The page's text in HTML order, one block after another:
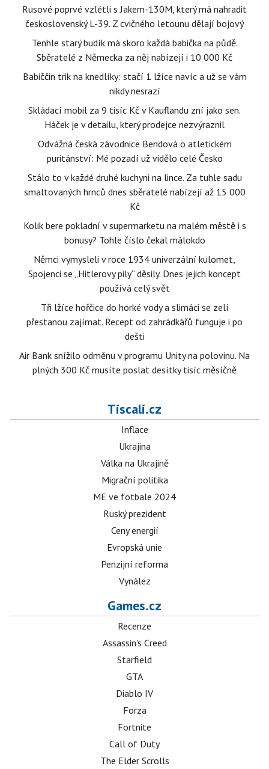
Rusové poprvé vzlétli s Jakem-130M, který má nahradit
československý L-39. Z cvičného letounu dělají bojový
Tenhle starý budík má skoro každá babička na půdě.
Sběratelé z Německa za něj nabízejí i 10 000 Kč
Babiččin trik na knedlíky: stačí 1 lžíce navíc a už se vám
nikdy nesrazí
Skládací mobil za 9 tisíc Kč v Kauflandu zní jako sen.
Háček je v detailu, který prodejce nezvýraznil
Odvážná česká závodnice Bendová o atletickém
puritánství: Mé pozadí už vidělo celé Česko
Stálo to v každé druhé kuchyni na lince. Za tuhle sadu
smaltovaných hrnců dnes sběratelé nabízejí až 15 000
Kč
Kolik bere pokladní v supermarketu na malém městě i s
bonusy? Tohle číslo čekal málokdo
Němci vymysleli v roce 1934 univerzální kulomet,
Spojenci se „Hitlerovy pily“ děsily. Dnes jejich koncept
používá celý svět
Tři lžíce hořčice do horké vody a slimáci se zelí
přestanou zajímat. Recept od zahrádkářů funguje i po
dešti
Air Bank snížilo odměnu v programu Unity na polovinu. Na
plných 300 Kč musíte poslat desítky tisíc měsíčně
Tiscali.cz
Inflace
Ukrajina
Válka na Ukrajině
Migrační politika
ME ve fotbale 2024
Ruský prezident
Ceny energií
Evropská unie
Penzijní reforma
Vynález
Games.cz
Recenze
Assassin's Creed
Starfield
GTA
Diablo IV
Forza
Fortnite
Call of Duty
The Elder Scrolls